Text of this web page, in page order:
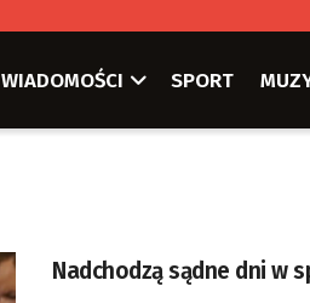
WIADOMOŚCI SPORT
Nadchodzą sądne dni w